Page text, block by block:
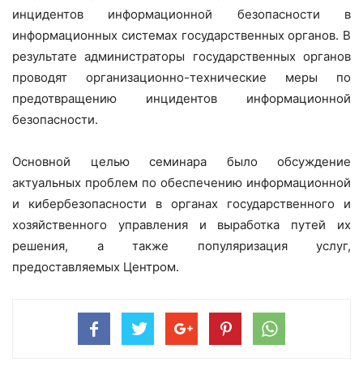
инцидентов информационной безопасности в
информационных системах государственных органов. В
результате администраторы государственных органов
проводят организационно-технические меры по
предотвращению инцидентов информационной
безопасности.
Основной целью семинара было обсуждение
актуальных проблем по обеспечению информационной
и кибербезопасности в органах государственного и
хозяйственного управления и выработка путей их
решения, а также популяризация услуг,
предоставляемых Центром.